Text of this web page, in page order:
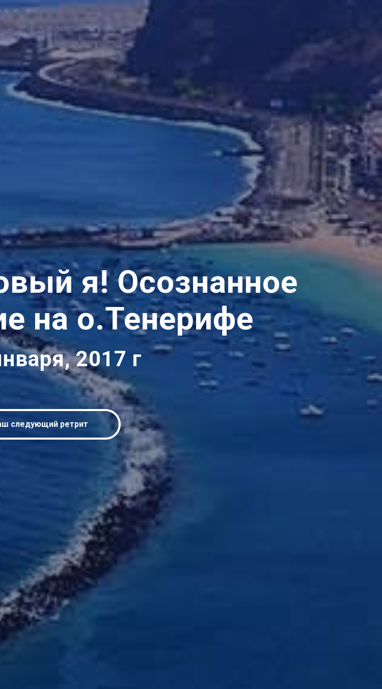
я! Осознанное
на о.Тенерифе
2017 г
следующий ретрит